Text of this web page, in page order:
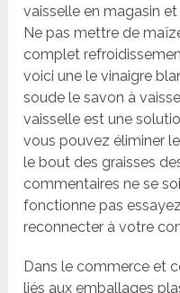
vaisselle en magasin
Ne pas mettre de
complet
voici une le vinaigre
soude le savon à
vaisselle est une
vous pouvez éliminer
le bout des graisses
commentaires ne se
fonctionne pas
reconnecter à votre
Dans le commerce et
liés aux emballages